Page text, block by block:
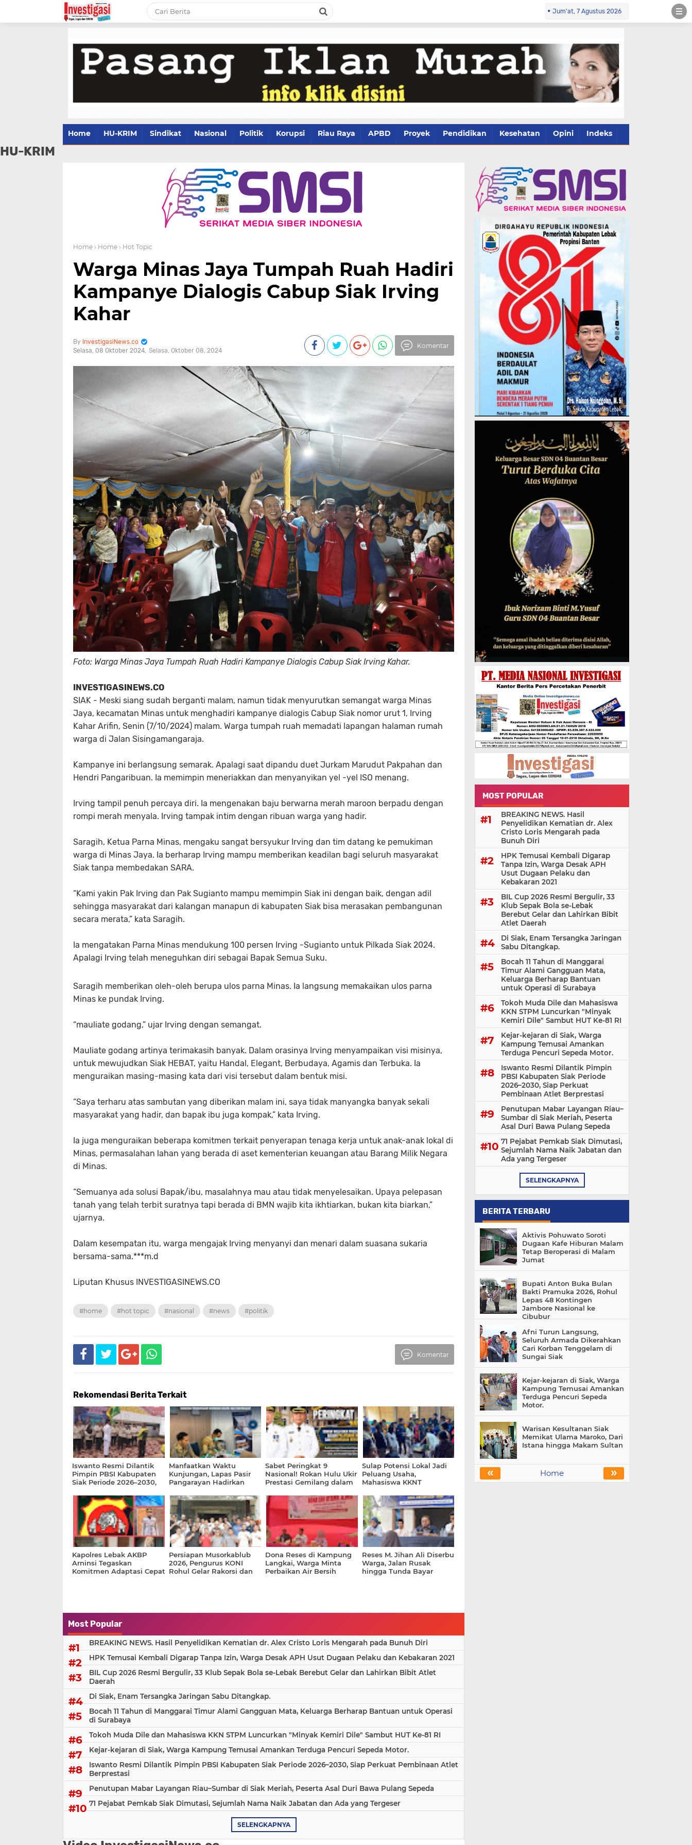
Jum'at, 7 Agustus 2026
Home HU-KRIM Sindikat Nasional Politik Korupsi Riau Raya APBD Proyek Pendidikan Kesehatan Opini Indeks
HU-KRIM
Home › Home › Hot Topic
Warga Minas Jaya Tumpah Ruah Hadiri
Kampanye Dialogis Cabup Siak Irving
Kahar
InvestigasiNews.co
Selasa, 08 Oktober 2024 Selasa, Oktober 08, 2024
Komentar
Foto: Warga Minas Jaya Tumpah Ruah Hadiri Kampanye Dialogis Cabup Siak Irving Kahar.
INVESTIGASINEWS.CO
SIAK - Meski siang sudah berganti malam, namun tidak menyurutkan semangat warga Minas
Jaya, kecamatan Minas untuk menghadiri kampanye dialogis Cabup Siak nomor urut 1, Irving
Kahar Arifin, Senin (7/10/2024) malam. Warga tumpah ruah memadati lapangan halaman rumah
warga di Jalan Sisingamangaraja.
Kampanye ini berlangsung semarak. Apalagi saat dipandu duet Jurkam Marudut Pakpahan dan
Hendri Pangaribuan. Ia memimpin meneriakkan dan menyanyikan yel -yel ISO menang.
Irving tampil penuh percaya diri. Ia mengenakan baju berwarna merah maroon berpadu dengan
rompi merah menyala. Irving tampak intim dengan ribuan warga yang hadir.
Saragih, Ketua Parna Minas, mengaku sangat bersyukur Irving dan tim datang ke pemukiman
warga di Minas Jaya. Ia berharap Irving mampu memberikan keadilan bagi seluruh masyarakat
Siak tanpa membedakan SARA.
“Kami yakin Pak Irving dan Pak Sugianto mampu memimpin Siak ini dengan baik, dengan adil
sehingga masyarakat dari kalangan manapun di kabupaten Siak bisa merasakan pembangunan
secara merata,” kata Saragih.
Ia mengatakan Parna Minas mendukung 100 persen Irving -Sugianto untuk Pilkada Siak 2024.
Apalagi Irving telah meneguhkan diri sebagai Bapak Semua Suku.
Saragih memberikan oleh-oleh berupa ulos parna Minas. Ia langsung memakaikan ulos parna
Minas ke pundak Irving.
“mauliate godang,” ujar Irving dengan semangat.
Mauliate godang artinya terimakasih banyak. Dalam orasinya Irving menyampaikan visi misinya,
untuk mewujudkan Siak HEBAT, yaitu Handal, Elegant, Berbudaya, Agamis dan Terbuka. Ia
menguraikan masing-masing kata dari visi tersebut dalam bentuk misi.
“Saya terharu atas sambutan yang diberikan malam ini, saya tidak manyangka banyak sekali
masyarakat yang hadir, dan bapak ibu juga kompak,” kata Irving.
Ia juga menguraikan beberapa komitmen terkait penyerapan tenaga kerja untuk anak-anak lokal di
Minas, permasalahan lahan yang berada di aset kementerian keuangan atau Barang Milik Negara
di Minas.
“Semuanya ada solusi Bapak/ibu, masalahnya mau atau tidak menyelesaikan. Upaya pelepasan
tanah yang telah terbit suratnya tapi berada di BMN wajib kita ikhtiarkan, bukan kita biarkan,”
ujarnya.
Dalam kesempatan itu, warga mengajak Irving menyanyi dan menari dalam suasana sukaria
bersama-sama.***m.d
Liputan Khusus INVESTIGASINEWS.CO
#home #hot topic #nasional #news #politik
Komentar
Rekomendasi Berita Terkait
Iswanto Resmi Dilantik
Pimpin PBSI Kabupaten
Siak Periode 2026–2030,
Atlet Berprestasi
Manfaatkan Waktu
Kunjungan, Lapas Pasir
Pangarayan Hadirkan
Gratis bagi Masyarakat
Sabet Peringkat 9
Nasional! Rokan Hulu Ukir
Prestasi Gemilang dalam
Kemudahan Berusaha
2026
Sulap Potensi Lokal Jadi
Peluang Usaha,
Mahasiswa KKNT
Nenowea Produksi Minyak
Urut Tradisional
Kapolres Lebak AKBP
Arninsi Tegaskan
Komitmen Adaptasi Cepat
Persiapan Musorkablub
2026, Pengurus KONI
Rohul Gelar Rakorsi dan
Dona Reses di Kampung
Langkai, Warga Minta
Perbaikan Air Bersih
Reses M. Jihan Ali Diserbu
Warga, Jalan Rusak
hingga Tunda Bayar
Most Popular
BREAKING NEWS. Hasil Penyelidikan Kematian dr. Alex Cristo Loris Mengarah pada Bunuh Diri
HPK Temusai Kembali Digarap Tanpa Izin, Warga Desak APH Usut Dugaan Pelaku dan Kebakaran 2021
BIL Cup 2026 Resmi Bergulir, 33 Klub Sepak Bola se-Lebak Berebut Gelar dan Lahirkan Bibit Atlet
Daerah
Di Siak, Enam Tersangka Jaringan Sabu Ditangkap.
Bocah 11 Tahun di Manggarai Timur Alami Gangguan Mata, Keluarga Berharap Bantuan untuk Operasi
di Surabaya
Tokoh Muda Dile dan Mahasiswa KKN STPM Luncurkan "Minyak Kemiri Dile" Sambut HUT Ke-81 RI
Kejar-kejaran di Siak, Warga Kampung Temusai Amankan Terduga Pencuri Sepeda Motor.
Iswanto Resmi Dilantik Pimpin PBSI Kabupaten Siak Periode 2026–2030, Siap Perkuat Pembinaan Atlet
Berprestasi
Penutupan Mabar Layangan Riau–Sumbar di Siak Meriah, Peserta Asal Duri Bawa Pulang Sepeda
71 Pejabat Pemkab Siak Dimutasi, Sejumlah Nama Naik Jabatan dan Ada yang Tergeser
SELENGKAPNYA
MOST POPULAR
BREAKING NEWS. Hasil
Penyelidikan Kematian dr. Alex
Cristo Loris Mengarah pada
Bunuh Diri
HPK Temusai Kembali Digarap
Tanpa Izin, Warga Desak APH
Usut Dugaan Pelaku dan
Kebakaran 2021
BIL Cup 2026 Resmi Bergulir, 33
Klub Sepak Bola se-Lebak
Berebut Gelar dan Lahirkan Bibit
Atlet Daerah
Di Siak, Enam Tersangka Jaringan
Sabu Ditangkap.
Bocah 11 Tahun di Manggarai
Timur Alami Gangguan Mata,
Keluarga Berharap Bantuan
untuk Operasi di Surabaya
Tokoh Muda Dile dan Mahasiswa
KKN STPM Luncurkan "Minyak
Kemiri Dile" Sambut HUT Ke-81 RI
Kejar-kejaran di Siak, Warga
Kampung Temusai Amankan
Terduga Pencuri Sepeda Motor.
Iswanto Resmi Dilantik Pimpin
PBSI Kabupaten Siak Periode
2026–2030, Siap Perkuat
Pembinaan Atlet Berprestasi
Penutupan Mabar Layangan Riau–
Sumbar di Siak Meriah, Peserta
Asal Duri Bawa Pulang Sepeda
71 Pejabat Pemkab Siak Dimutasi,
Sejumlah Nama Naik Jabatan dan
Ada yang Tergeser
SELENGKAPNYA
BERITA TERBARU
Aktivis Pohuwato Soroti
Dugaan Kafe Hiburan Malam
Tetap Beroperasi di Malam
Jumat
Bupati Anton Buka Bulan
Bakti Pramuka 2026, Rohul
Lepas 48 Kontingen
Jambore Nasional ke
Cibubur
Afni Turun Langsung,
Seluruh Armada Dikerahkan
Cari Korban Tenggelam di
Sungai Siak
Kejar-kejaran di Siak, Warga
Kampung Temusai Amankan
Terduga Pencuri Sepeda
Motor.
Warisan Kesultanan Siak
Memikat Ulama Maroko, Dari
Istana hingga Makam Sultan
« »
Home